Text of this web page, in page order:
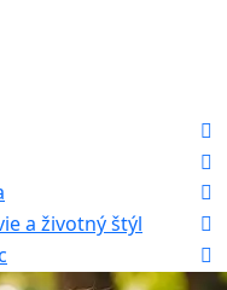
a životný štýl